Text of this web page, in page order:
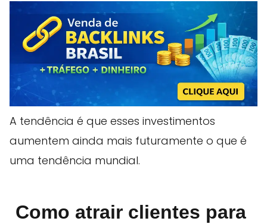
A tendência é que esses investimentos
aumentem ainda mais futuramente o que é
uma tendência mundial.
Como atrair clientes para